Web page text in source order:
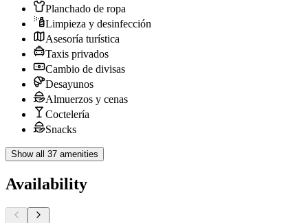
Planchado de ropa
Limpieza y desinfección
Asesoría turística
Taxis privados
Cambio de divisas
Desayunos
Almuerzos y cenas
Coctelería
Snacks
Show all 37 amenities
Availability